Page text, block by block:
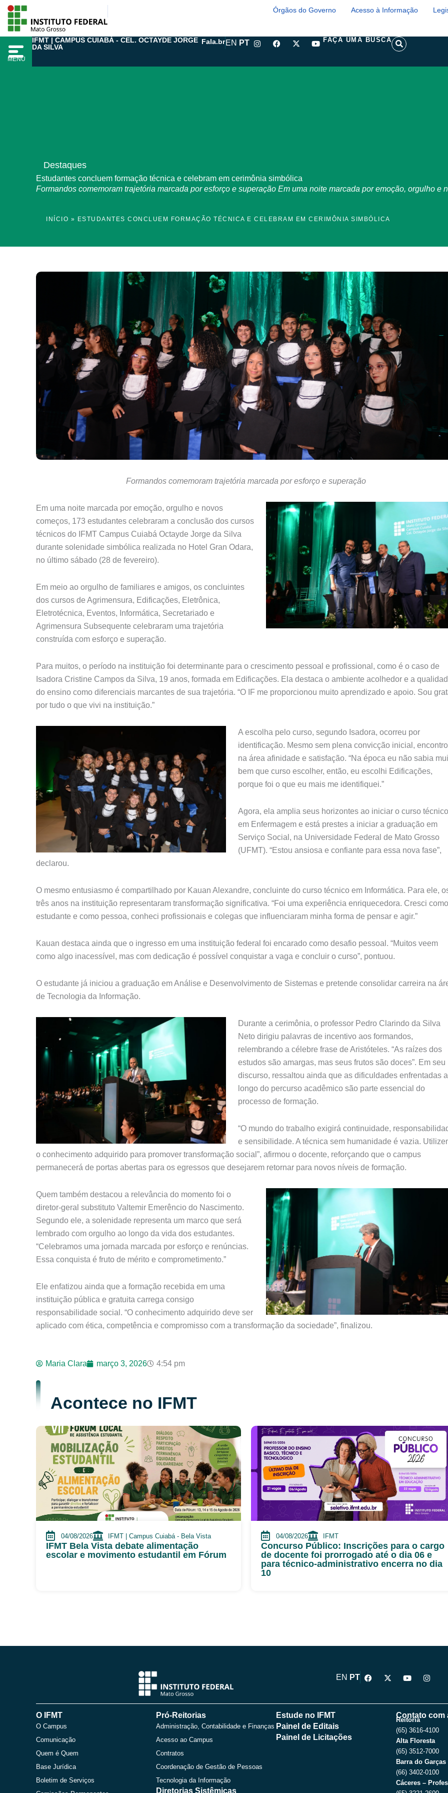
para
conteúdo
Órgãos do Governo Acesso à Informação
MENU
IFMT | CAMPUS CUIABÁ - CEL. OCTAYDE JORGE
DA SILVA
Fala.brEN PT
I
n
F
a
X
-
Y
o
FAÇA UMA BUSCA
S
e
Destaques
Estudantes concluem formação técnica e celebram em cerimônia simbólica
Formandos comemoram trajetória marcada por esforço e superação Em uma noite marcada por emoção, orgulho
INÍCIO » ESTUDANTES CONCLUEM FORMAÇÃO TÉCNICA E CELEBRAM EM CERIMÔNIA SIMBÓLICA
Formandos comemoram trajetória marcada por esforço e superação
Em uma noite marcada por emoção, orgulho e novos
começos, 173 estudantes celebraram a conclusão dos cursos
técnicos do IFMT Campus Cuiabá Octayde Jorge da Silva
durante solenidade simbólica realizada no Hotel Gran Odara,
no último sábado (28 de fevereiro).
Em meio ao orgulho de familiares e amigos, os concluintes
dos cursos de Agrimensura, Edificações, Eletrônica,
Eletrotécnica, Eventos, Informática, Secretariado e
Agrimensura Subsequente celebraram uma trajetória
construída com esforço e superação.
Para muitos, o período na instituição foi determinante para o crescimento pessoal e profissional, como é o caso de
Isadora Cristine Campos da Silva, 19 anos, formada em Edificações. Ela destaca o ambiente acolhedor e a
do ensino como diferenciais marcantes de sua trajetória. “O IF me proporcionou muito aprendizado e apoio. Sou
por tudo o que vivi na instituição.”
A escolha pelo curso, segundo Isadora, ocorreu por
identificação. Mesmo sem plena convicção inicial,
na área afinidade e satisfação. “Na época eu não sabia
bem que curso escolher, então, eu escolhi Edificações,
porque foi o que eu mais me identifiquei.”
Agora, ela amplia seus horizontes ao iniciar o curso técnico
em Enfermagem e está prestes a iniciar a graduação em
Serviço Social, na Universidade Federal de Mato Grosso
(UFMT). “Estou ansiosa e confiante para essa nova fase”,
declarou.
O mesmo entusiasmo é compartilhado por Kauan Alexandre, concluinte do curso técnico em Informática. Para ele,
três anos na instituição representaram transformação significativa. “Foi uma experiência enriquecedora. Cresci como
estudante e como pessoa, conheci profissionais e colegas que influenciaram minha forma de pensar e agir.”
Kauan destaca ainda que o ingresso em uma instituição federal foi encarado como desafio pessoal. “Muitos veem
como algo inacessível, mas com dedicação é possível conquistar a vaga e concluir o curso”, pontuou.
O estudante já iniciou a graduação em Análise e Desenvolvimento de Sistemas e pretende consolidar carreira na
de Tecnologia da Informação.
Durante a cerimônia, o professor Pedro Clarindo da Silva
Neto dirigiu palavras de incentivo aos formandos,
relembrando a célebre frase de Aristóteles. “As raízes dos
estudos são amargas, mas seus frutos são doces”. Em seu
discurso, ressaltou ainda que as dificuldades enfrentadas
longo do percurso acadêmico são parte essencial do
processo de formação.
“O mundo do trabalho exigirá continuidade,
e sensibilidade. A técnica sem humanidade é vazia.
o conhecimento adquirido para promover transformação social”, afirmou o docente, reforçando que o campus
permanecerá de portas abertas para os egressos que desejarem retornar para novos níveis de formação.
Quem também destacou a relevância do momento foi o
diretor-geral substituto Valtemir Emerêncio do Nascimento.
Segundo ele, a solenidade representa um marco que será
lembrado com orgulho ao longo da vida dos estudantes.
“Celebramos uma jornada marcada por esforço e renúncias.
Essa conquista é fruto de mérito e comprometimento.”
Ele enfatizou ainda que a formação recebida em uma
instituição pública e gratuita carrega consigo
responsabilidade social. “O conhecimento adquirido deve ser
aplicado com ética, competência e compromisso com a transformação da sociedade”, finalizou.
Maria Clara março 3, 2026 4:54 pm
Acontece no IFMT
04/08/2026 IFMT | Campus Cuiabá - Bela Vista
IFMT Bela Vista debate alimentação
escolar e movimento estudantil em Fórum
04/08/2026 IFMT
Concurso Público: Inscrições para o cargo
de docente foi prorrogado até o dia 06 e
para técnico-administrativo encerra no dia
10
EN PT
F
a
b
X
-
i
Y
o
u
b
e
I
n
a
g
r
a
m
O IFMT
O Campus
Comunicação
Quem é Quem
Base Jurídica
Boletim de Serviços
Pró-Reitorias
Administração, Contabilidade e Finanças
Acesso ao Campus
Contratos
Coordenação de Gestão de Pessoas
Tecnologia da Informação
Diretorias Sistêmicas
Estude no IFMT
Painel de Editais
Painel de Licitações
Contato com
Reitoria
(65) 3616-4100
Alta Floresta
(65) 3512-7000
Barra do Garças
(66) 3402-0100
Cáceres –